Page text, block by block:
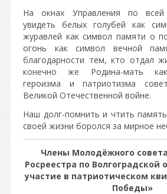
На окнах Управления по
увидеть белых голубей как
журавлей как символ памяти о
огонь как символ вечной
благодарности тем, кто отдал
конечно же Родина-мать как
героизма и патриотизма
Великой Отечественной войне.
Наш долг-помнить и чтить
своей жизни боролся за мирное
Члены Молодёжного
Росреестра по Волгоградской
участие в патриотическом
Победы»